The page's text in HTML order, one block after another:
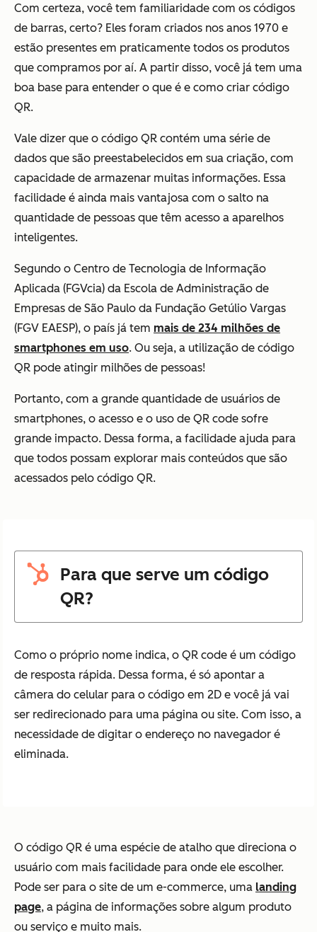
Com certeza, você tem familiaridade com os códigos
de barras, certo? Eles foram criados nos anos 1970 e
estão presentes em praticamente todos os produtos
que compramos por aí. A partir disso, você já tem uma
boa base para entender o que é e como criar código
QR.
Vale dizer que o código QR contém uma série de
dados que são preestabelecidos em sua criação, com
capacidade de armazenar muitas informações. Essa
facilidade é ainda mais vantajosa com o salto na
quantidade de pessoas que têm acesso a aparelhos
inteligentes.
Segundo o Centro de Tecnologia de Informação
Aplicada (FGVcia) da Escola de Administração de
Empresas de São Paulo da Fundação Getúlio Vargas
(FGV EAESP), o país já tem mais de 234 milhões de
smartphones em uso. Ou seja, a utilização de código
QR pode atingir milhões de pessoas!
Portanto, com a grande quantidade de usuários de
smartphones, o acesso e o uso de QR code sofre
grande impacto. Dessa forma, a facilidade ajuda para
que todos possam explorar mais conteúdos que são
acessados pelo código QR.
Para que serve um código
QR?
Como o próprio nome indica, o QR code é um código
de resposta rápida. Dessa forma, é só apontar a
câmera do celular para o código em 2D e você já vai
ser redirecionado para uma página ou site. Com isso, a
necessidade de digitar o endereço no navegador é
eliminada.
O código QR é uma espécie de atalho que direciona o
usuário com mais facilidade para onde ele escolher.
Pode ser para o site de um e-commerce, uma landing
page, a página de informações sobre algum produto
ou serviço e muito mais.